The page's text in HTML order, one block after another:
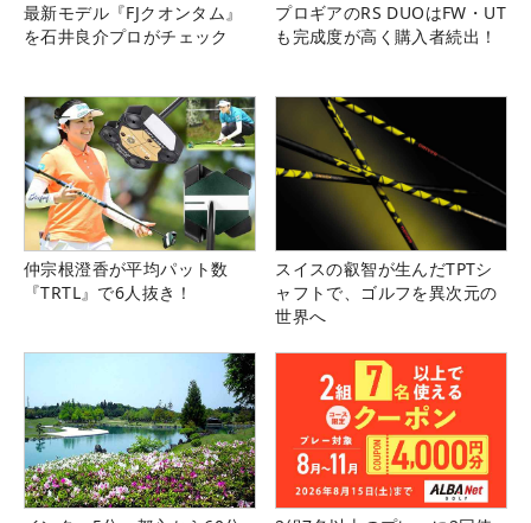
1 8
最新モデル『FJクオンタム』
を石井良介プロがチェック
プロギアのRS DUOはFW・UT
も完成度が高く購入者続出！
仲宗根澄香が平均パット数
『TRTL』で6人抜き！
スイスの叡智が生んだTPTシ
ャフトで、ゴルフを異次元の
世界へ